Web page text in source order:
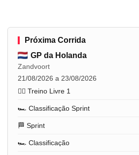
Próxima Corrida
GP da Holanda
Zandvoort
21/08/2026 a 23/08/2026
🏋️‍♂️ Treino Livre 1
🏎️ Classificação Sprint
🏁 Sprint
🏎️ Classificação